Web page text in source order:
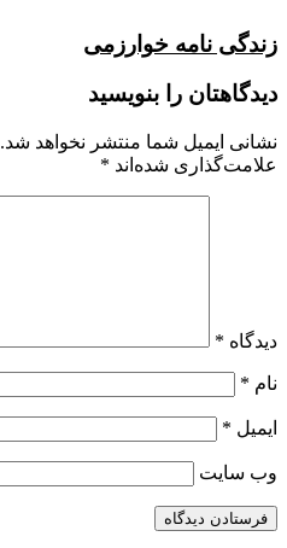
زندگی نامه خوارزمی
دیدگاهتان را بنویسید
نشانی ایمیل شما منتشر نخواهد شد.
علامت‌گذاری شده‌اند *
دیدگاه *
نام *
ایمیل *
وب‌ سایت